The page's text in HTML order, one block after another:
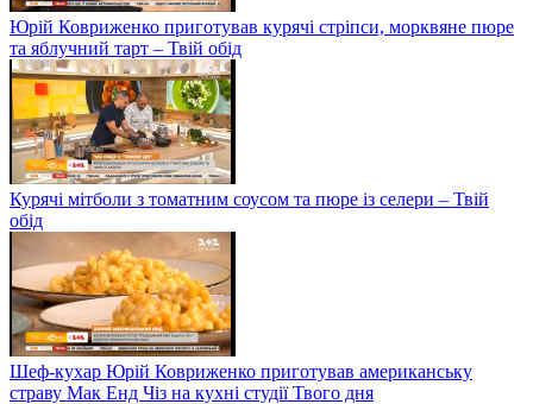
Юрій Ковриженко приготував курячі стріпси, морквяне пюре
та яблучний тарт – Твій обід
Курячі мітболи з томатним соусом та пюре із селери – Твій
обід
Шеф-кухар Юрій Ковриженко приготував американську
страву Мак Енд Чіз на кухні студії Твого дня